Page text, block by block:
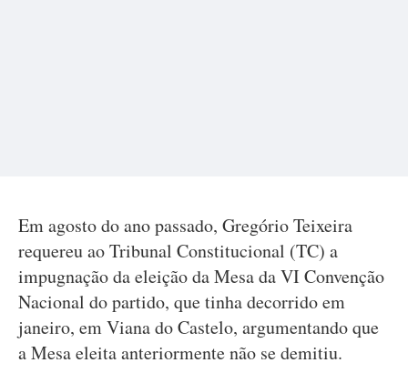
Em agosto do ano passado, Gregório Teixeira
requereu ao Tribunal Constitucional (TC) a
impugnação da eleição da Mesa da VI Convenção
Nacional do partido, que tinha decorrido em
janeiro, em Viana do Castelo, argumentando que
a Mesa eleita anteriormente não se demitiu.